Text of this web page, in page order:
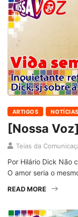
ARTIGOS NOTÍCIAS
[Nossa
Teias da
Por Hilário Dick Não
O amor seria o
READ MORE